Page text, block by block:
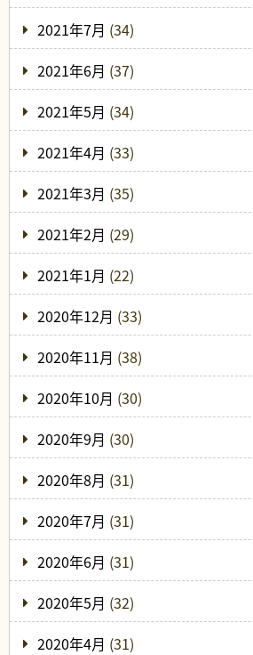
2021年7月 (34)
2021年6月 (37)
2021年5月 (34)
2021年4月 (33)
2021年3月 (35)
2021年2月 (29)
2021年1月 (22)
2020年12月 (33)
2020年11月 (38)
2020年10月 (30)
2020年9月 (30)
2020年8月 (31)
2020年7月 (31)
2020年6月 (31)
2020年5月 (32)
2020年4月 (31)